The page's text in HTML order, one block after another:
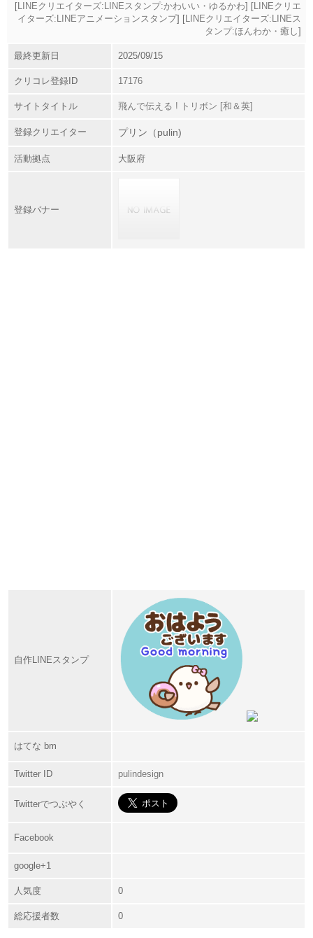
[LINEクリエイターズ:LINEスタンプ:かわいい・ゆるかわ] [LINEクリエ
イターズ:LINEアニメーションスタンプ] [LINEクリエイターズ:LINEス
タンプ:ほんわか・癒し]
最終更新日 2025/09/15
クリコレ登録ID 17176
サイトタイトル 飛んで伝える ! トリボン [和＆英]
登録クリエイター プリン（pulin)
活動拠点 大阪府
登録バナー
自作LINEスタンプ
はてな bm
Twitter ID pulindesign
Twitterでつぶやく
Facebook
google+1
人気度 0
総応援者数 0